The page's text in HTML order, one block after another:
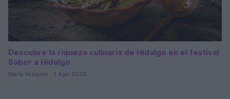
Descubre la riqueza culinaria de Hidalgo en el festival
Sabor a Hidalgo
María Vázquez · 2 Ago 2026